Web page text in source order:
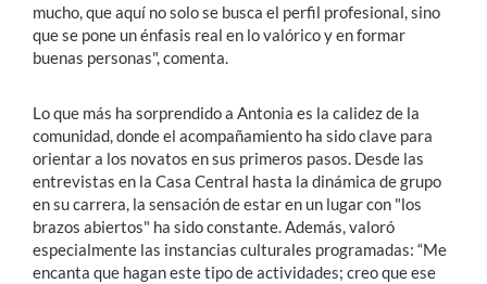
mucho, que aquí no solo se busca el perfil profesional, sino
que se pone un énfasis real en lo valórico y en formar
buenas personas", comenta.
Lo que más ha sorprendido a Antonia es la calidez de la
comunidad, donde el acompañamiento ha sido clave para
orientar a los novatos en sus primeros pasos. Desde las
entrevistas en la Casa Central hasta la dinámica de grupo
en su carrera, la sensación de estar en un lugar con "los
brazos abiertos" ha sido constante. Además, valoró
especialmente las instancias culturales programadas: “Me
encanta que hagan este tipo de actividades; creo que ese